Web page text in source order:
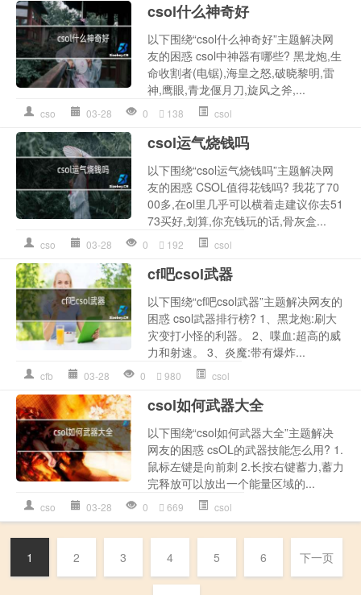
csol什么神奇好
以下围绕“csol什么神奇好”主题解决网
友的困惑 csol中神器有哪些? 黑龙炮,生
命收割者(电锯),海皇之怒,破晓黎明,雷
神,鹰眼,青龙偃月刀,旋风之斧,...
cso 03-28 0 138 csol
csol运气烧钱吗
以下围绕“csol运气烧钱吗”主题解决网
友的困惑 CSOL值得花钱吗? 我花了70
00多,在ol里几乎可以横着走建议你去51
73买好,划算,你充钱玩的话,骨灰盒...
cso 03-28 0 192 csol
cf吧csol武器
以下围绕“cf吧csol武器”主题解决网友的
困惑 csol武器排行榜? 1、黑龙炮:刷大
灾变打小怪的利器。 2、喋血:超高的威
力和射速。 3、炎魔:带有爆炸...
cfb 03-28 0 980 csol
csol如何武器大全
以下围绕“csol如何武器大全”主题解决
网友的困惑 csOL的武器技能怎么用? 1.
鼠标左键是向前刺 2.长按右键蓄力,蓄力
完释放可以放出一个能量区域的...
cso 03-28 0 669 csol
1 2 3 4 5 6 下一页